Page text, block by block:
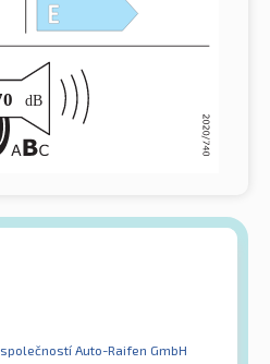
společností Auto-Raifen GmbH